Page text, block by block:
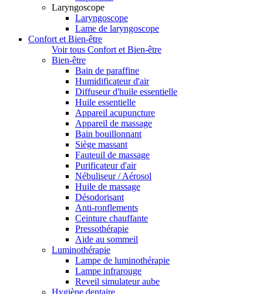
Laryngoscope
Laryngoscope
Lame de laryngoscope
Confort et Bien-être
Voir tous Confort et Bien-être
Bien-être
Bain de paraffine
Humidificateur d'air
Diffuseur d'huile essentielle
Huile essentielle
Appareil acupuncture
Appareil de massage
Bain bouillonnant
Siège massant
Fauteuil de massage
Purificateur d'air
Nébuliseur / Aérosol
Huile de massage
Désodorisant
Anti-ronflements
Ceinture chauffante
Pressothérapie
Aide au sommeil
Luminothérapie
Lampe de luminothérapie
Lampe infrarouge
Reveil simulateur aube
Hygiène dentaire